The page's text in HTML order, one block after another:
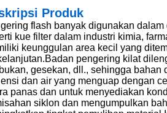
Produk
flash banyak digunakan
kue filter dalam industri kimia,
keunggulan area kecil yang
pengering kilat
gesekan, dll., sehingga
dan air yang menguap dengan
panas dan untuk menyediakan
siklon dan mengumpulkan